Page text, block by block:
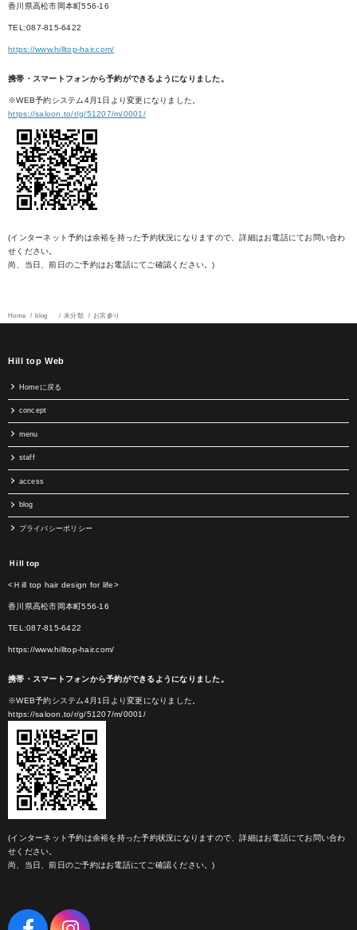
香川県高松市岡本町556-16
TEL:087-815-6422
https://www.hilltop-hair.com/
携帯・スマートフォンから予約ができるようになりました。
※WEB予約システム4月1日より変更になりました。
https://saloon.to/r/g/51207/m/0001/
(インターネット予約は余裕を持った予約状況になりますので、詳細はお電話にてお問い合わ
せください。
尚、当日、前日のご予約はお電話にてご確認ください。)
Home blog 未分類 お宮参り
Hill top Web
Homeに戻る
concept
menu
staff
access
blog
プライバシーポリシー
Ｈill top
<Ｈill top hair design for life>
香川県高松市岡本町556-16
TEL:087-815-6422
https://www.hilltop-hair.com/
携帯・スマートフォンから予約ができるようになりました。
※WEB予約システム4月1日より変更になりました。
https://saloon.to/r/g/51207/m/0001/
(インターネット予約は余裕を持った予約状況になりますので、詳細はお電話にてお問い合わ
せください。
尚、当日、前日のご予約はお電話にてご確認ください。)